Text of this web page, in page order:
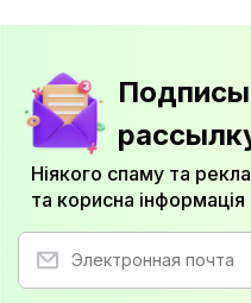
Ніякого спаму та
та корисна інформація